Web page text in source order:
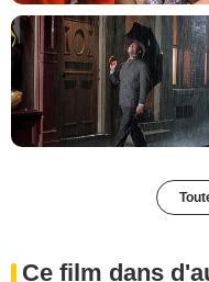
Ce film dans